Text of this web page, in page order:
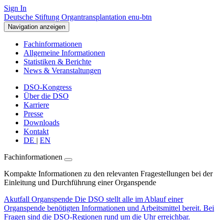
Sign In
Deutsche Stiftung Organtransplantation enu-btn
Navigation anzeigen
Fachinformationen
Allgemeine Informationen
Statistiken & Berichte
News & Veranstaltungen
DSO-Kongress
Über die DSO
Karriere
Presse
Downloads
Kontakt
DE | EN
Fachinformationen
Kompakte Informationen zu den relevanten Fragestellungen bei der
Einleitung und Durchführung einer Organspende
Akutfall Organspende Die DSO stellt alle im Ablauf einer
Organspende benötigten Informationen und Arbeitsmittel bereit. Bei
Fragen sind die DSO-Regionen rund um die Uhr erreichbar.